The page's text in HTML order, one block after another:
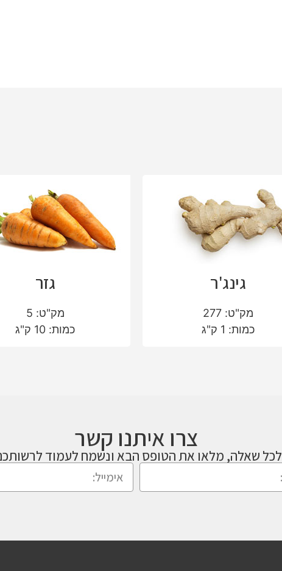
גינג'ר
מק"ט: 277
כמות: 1 ק"ג
גזר
מק"ט: 5
כמות: 10 ק"ג
צרו איתנו קשר
לכל שאלה, מלאו את הטופס הבא ונשמח לעמוד